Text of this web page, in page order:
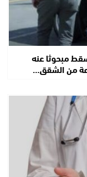
مبحوثا عنه
من الشقق…